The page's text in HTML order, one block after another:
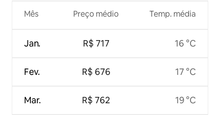
Mês
Jan.
Fev.
Mar.
Preço médio
R$ 717
R$ 676
R$ 762
Temp. média
16 °C
17 °C
19 °C